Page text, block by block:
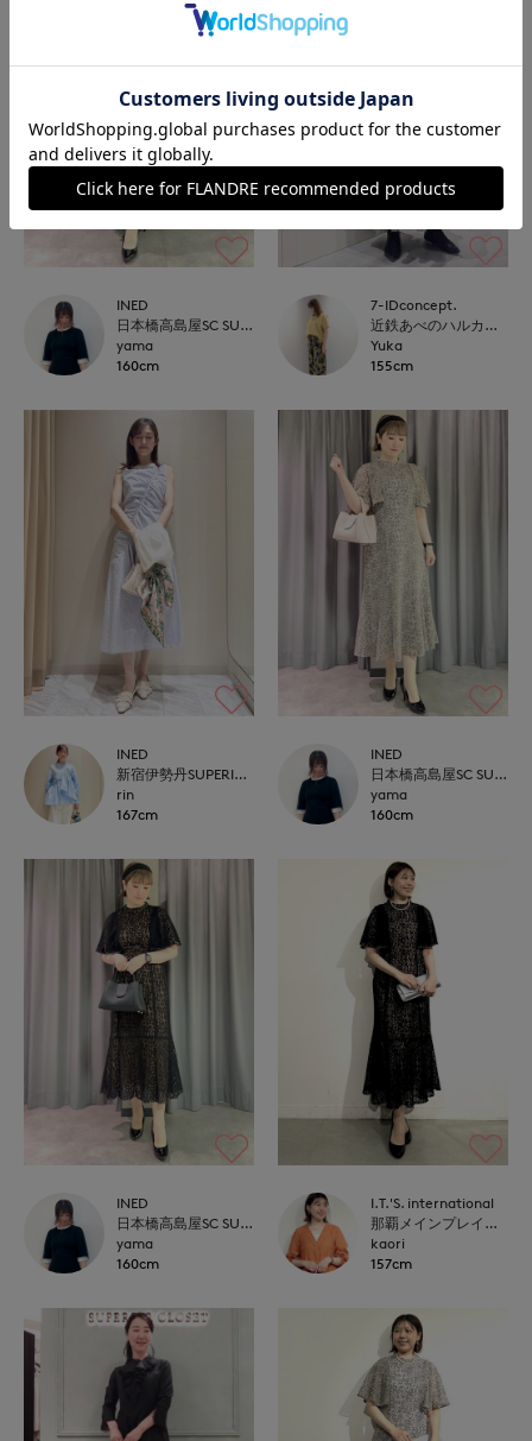
INED
日本橋高島屋SC SUPERIOR CLOSET
yama
160cm
7-IDconcept.
近鉄あべのハルカス7-IDconcept.
Yuka
155cm
INED
新宿伊勢丹SUPERIOR CLOSET
rin
167cm
INED
日本橋高島屋SC SUPERIOR CLOSET
yama
160cm
INED
日本橋高島屋SC SUPERIOR CLOSET
yama
160cm
I.T.'S. international
那覇メインプレイスI.T.'S.international
kaori
157cm